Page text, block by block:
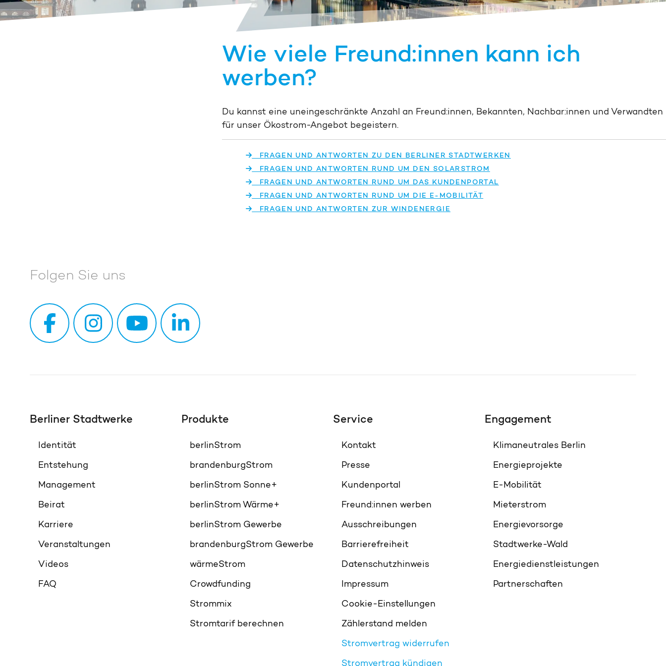
Wie viele Freund:innen kann ich
werben?
Du kannst eine un­ein­ge­schränkte An­zahl an Freund:innen, Bekannten, Nachbar:innen und Ver­wandten
für unser Ökostrom-Angebot begeistern.
FRAGEN UND ANTWORTEN ZU DEN BERLINER STADTWERKEN
FRAGEN UND ANTWORTEN RUND UM DEN SOLARSTROM
FRAGEN UND ANTWORTEN RUND UM DAS KUNDENPORTAL
FRAGEN UND ANTWORTEN RUND UM DIE E-MOBILITÄT
FRAGEN UND ANTWORTEN ZUR WINDENERGIE
Folgen Sie uns
Berliner Stadtwerke
Identität
Entstehung
Management
Beirat
Karriere
Veranstaltungen
Videos
FAQ
Produkte
berlinStrom
brandenburgStrom
berlinStrom Sonne+
berlinStrom Wärme+
berlinStrom Gewerbe
brandenburgStrom Gewerbe
wärmeStrom
Crowdfunding
Strommix
Stromtarif berechnen
Service
Kontakt
Presse
Kundenportal
Freund:innen werben
Ausschreibungen
Barrierefreiheit
Datenschutzhinweis
Impressum
Cookie-Einstellungen
Zählerstand melden
Stromvertrag widerrufen
Stromvertrag kündigen
Engagement
Klimaneutrales Berlin
Energieprojekte
E-Mobilität
Mieterstrom
Energievorsorge
Stadtwerke-Wald
Energiedienstleistungen
Partnerschaften